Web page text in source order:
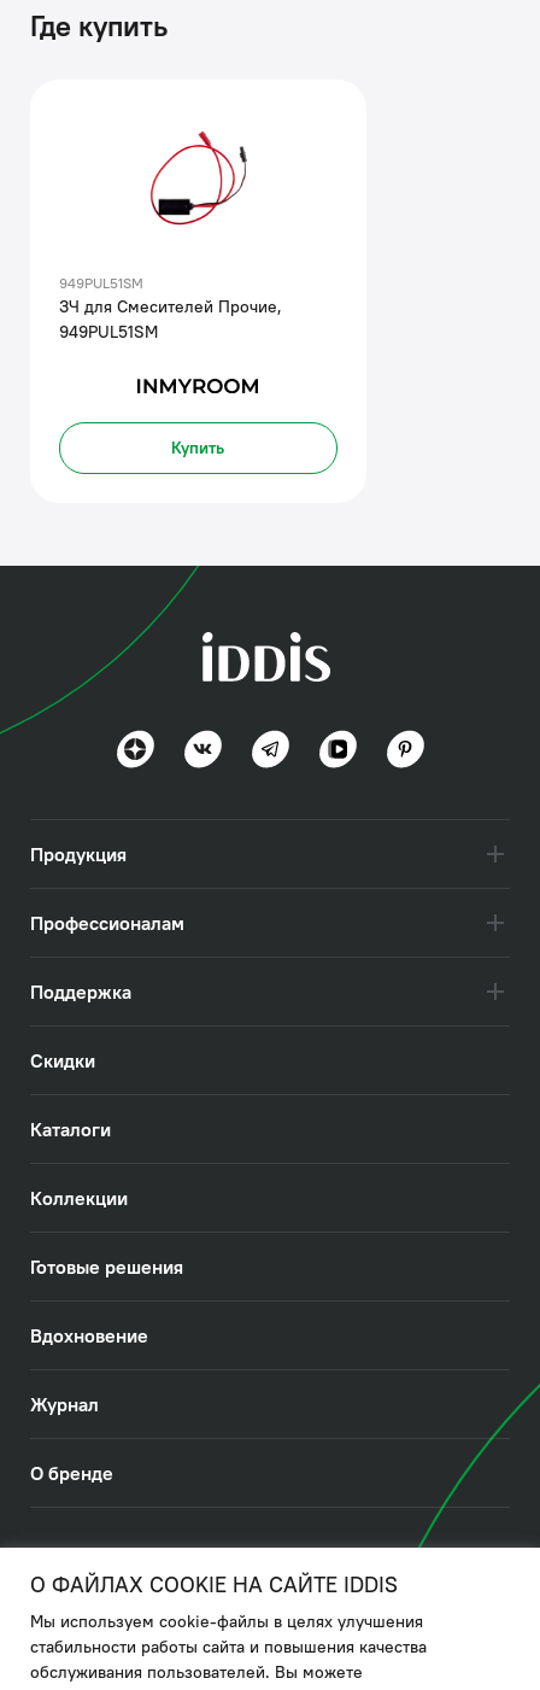
Где купить
949PUL51SM
ЗЧ для Смесителей Прочие,
949PUL51SM
Купить
Продукция
Профессионалам
Поддержка
Скидки
Каталоги
Коллекции
Готовые решения
Вдохновение
Журнал
О бренде
Политика в отношении использования файлов cookies
Политика обработки ПДн
О ФАЙЛАХ COOKIE НА САЙТЕ IDDIS
Мы используем cookie-файлы в целях улучшения
стабильности работы сайта и повышения качества
обслуживания пользователей. Вы можете